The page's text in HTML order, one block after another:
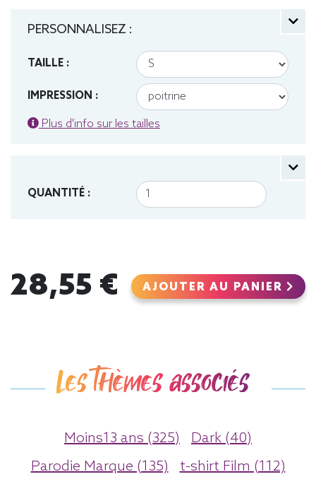
PERSONNALISEZ :
TAILLE :
IMPRESSION :
Plus d'info sur les tailles
QUANTITÉ :
28,55 € AJOUTER AU PANIER
Les thèmes associés
Moins13 ans (325)
Dark (40)
Parodie Marque (135)
t-shirt Film (112)